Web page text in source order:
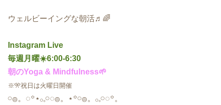
ウェルビーイングな朝活♬🌈
Instagram Live
毎週月曜☀️6:00-6:30
朝のYoga & Mindfulness🌱
※🎌祝日は火曜日開催
𓏸𓐍。◌꙳⋆𓂂𓈒𓏸◌𓐍。⋆꙳𓏸𓐍。𓂂𓈒𓏸◌꙳。